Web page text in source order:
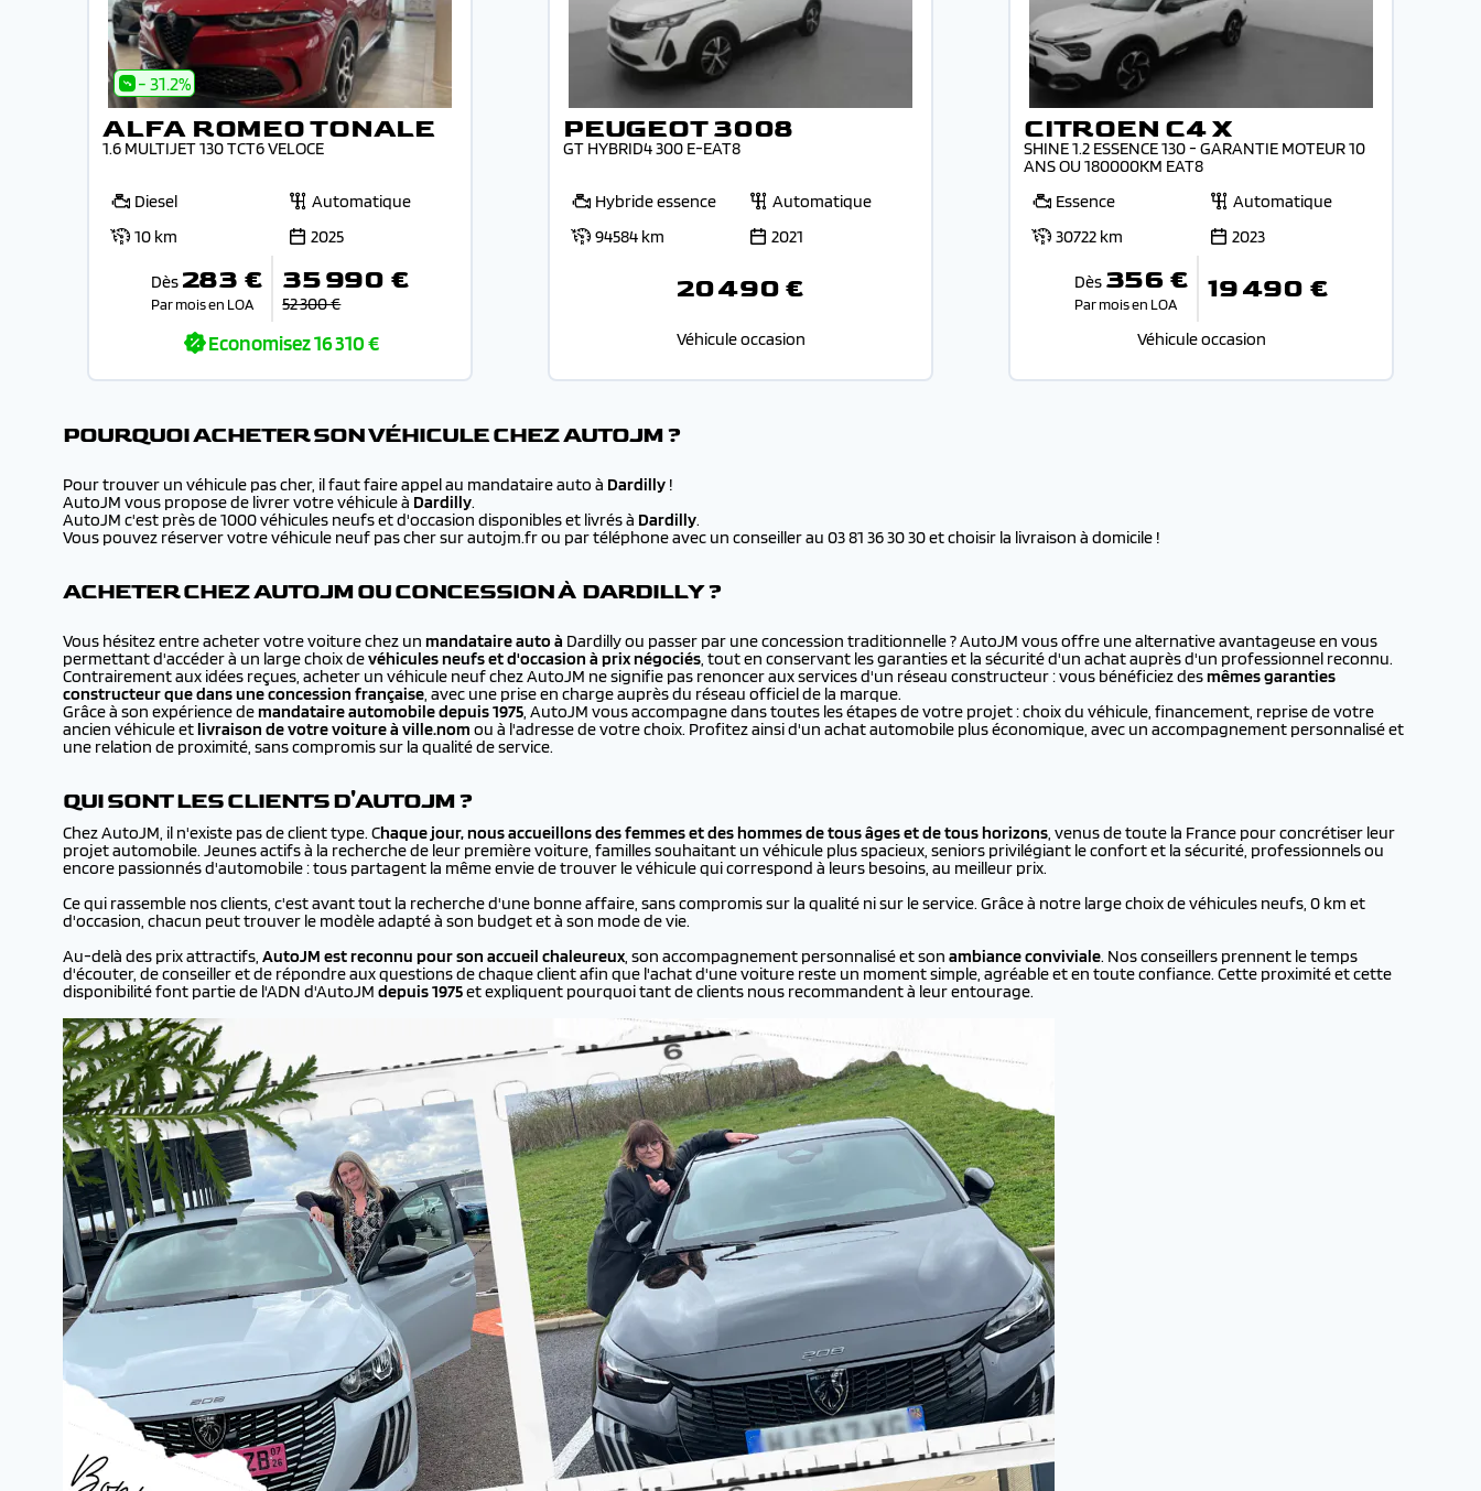
- 31.2%
ALFA ROMEO TONALE
1.6 MULTIJET 130 TCT6 VELOCE
Diesel
Automatique
10 km
2025
Dès 283 €
Par mois en LOA
35 990 €
52 300 €
Economisez16 310 €
PEUGEOT 3008
GT HYBRID4 300 E-EAT8
Hybride essence
Automatique
94584 km
2021
20 490 €
Véhicule occasion
CITROEN C4 X
SHINE 1.2 ESSENCE 130 - GARANTIE MOTEUR 10
ANS OU 180000KM EAT8
Essence
Automatique
30722 km
2023
Dès 356 €
Par mois en LOA 19 490 €
Véhicule occasion
POURQUOI ACHETER SON VÉHICULE CHEZ AUTOJM ?
Pour trouver un véhicule pas cher, il faut faire appel au mandataire auto à Dardilly !
AutoJM vous propose de livrer votre véhicule à Dardilly.
AutoJM c'est près de 1000 véhicules neufs et d'occasion disponibles et livrés à Dardilly.
Vous pouvez réserver votre véhicule neuf pas cher sur autojm.fr ou par téléphone avec un conseiller au 03 81 36 30 30 et choisir la livraison à domicile !
ACHETER CHEZ AUTOJM OU CONCESSION À DARDILLY ?
Vous hésitez entre acheter votre voiture chez un mandataire auto à Dardilly ou passer par une concession traditionnelle ? AutoJM vous offre une alternative avantageuse en vous
permettant d'accéder à un large choix devéhicules neufs et d'occasion à prix négociés, tout en conservant les garanties et la sécurité d'un achat auprès d'un professionnel reconnu.
Contrairement aux idées reçues, acheter un véhicule neuf chez AutoJM ne signifie pas renoncer aux services d'un réseau constructeur : vous bénéficiez desmêmes garanties
constructeur que dans une concession française, avec une prise en charge auprès du réseau officiel de la marque.
Grâce à son expérience demandataire automobile depuis 1975, AutoJM vous accompagne dans toutes les étapes de votre projet : choix du véhicule, financement, reprise de votre
ancien véhicule etlivraison de votre voiture à ville.nom ou à l'adresse de votre choix. Profitez ainsi d'un achat automobile plus économique, avec un accompagnement personnalisé et
une relation de proximité, sans compromis sur la qualité de service.
QUI SONT LES CLIENTS D'AUTOJM ?
Chez AutoJM, il n'existe pas de client type. Chaque jour, nous accueillons des femmes et des hommes de tous âges et de tous horizons, venus de toute la France pour concrétiser leur
projet automobile. Jeunes actifs à la recherche de leur première voiture, familles souhaitant un véhicule plus spacieux, seniors privilégiant le confort et la sécurité, professionnels ou
encore passionnés d'automobile : tous partagent la même envie de trouver le véhicule qui correspond à leurs besoins, au meilleur prix.
Ce qui rassemble nos clients, c'est avant tout la recherche d'une bonne affaire, sans compromis sur la qualité ni sur le service. Grâce à notre large choix de véhicules neufs, 0 km et
d'occasion, chacun peut trouver le modèle adapté à son budget et à son mode de vie.
Au-delà des prix attractifs, AutoJM est reconnu pour son accueil chaleureux, son accompagnement personnalisé et son ambiance conviviale. Nos conseillers prennent le temps
d'écouter, de conseiller et de répondre aux questions de chaque client afin que l'achat d'une voiture reste un moment simple, agréable et en toute confiance. Cette proximité et cette
disponibilité font partie de l'ADN d'AutoJM depuis 1975et expliquent pourquoi tant de clients nous recommandent à leur entourage.